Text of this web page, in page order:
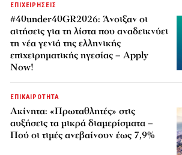
ΕΠΙΧΕΙΡΗΣΕΙΣ
#40under40GR2026: Άνοιξαν οι
αιτήσεις για τη λίστα που αναδεικνύει
τη νέα γενιά της ελληνικής
επιχειρηματικής ηγεσίας – Apply
Now!
ΕΠΙΚΑΙΡΟΤΗΤΑ
Ακίνητα: «Πρωταθλητές» στις
αυξήσεις τα μικρά διαμερίσματα –
Πού οι τιμές ανεβαίνουν έως 7,9%